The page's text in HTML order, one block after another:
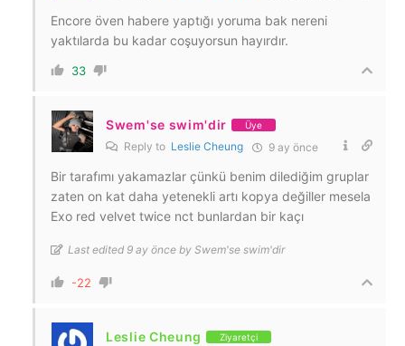
Encore öven habere yaptığı yoruma bak nereni
yaktılarda bu kadar coşuyorsun hayırdır.
33
Swem'se swim'dir Üye
Reply to Leslie Cheung 9 ay önce
Bir tarafımı yakamazlar çünkü benim dilediğim gruplar
zaten on kat daha yetenekli artı kopya değiller mesela
Exo red velvet twice nct bunlardan bir kaçı
Last edited 9 ay önce by Swem'se swim'dir
-22
Leslie Cheung Ziyaretçi